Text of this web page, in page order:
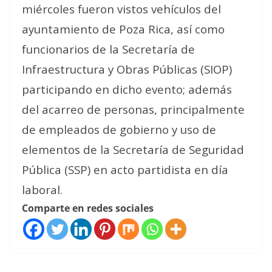
miércoles fueron vistos vehículos del
ayuntamiento de Poza Rica, así como
funcionarios de la Secretaría de
Infraestructura y Obras Públicas (SIOP)
participando en dicho evento; además
del acarreo de personas, principalmente
de empleados de gobierno y uso de
elementos de la Secretaría de Seguridad
Pública (SSP) en acto partidista en día
laboral.
Comparte en redes sociales